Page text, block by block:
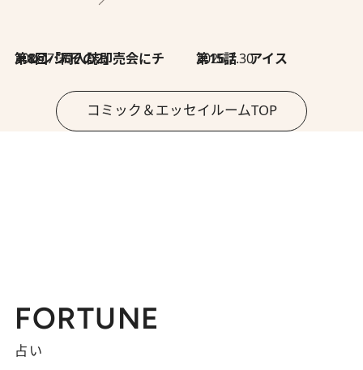
2026.7.30
第8回「同人誌即売会にチャレンジ その2」 2026.7.30
第15話 アイス
コミック＆エッセイルームTOP
FORTUNE
占い